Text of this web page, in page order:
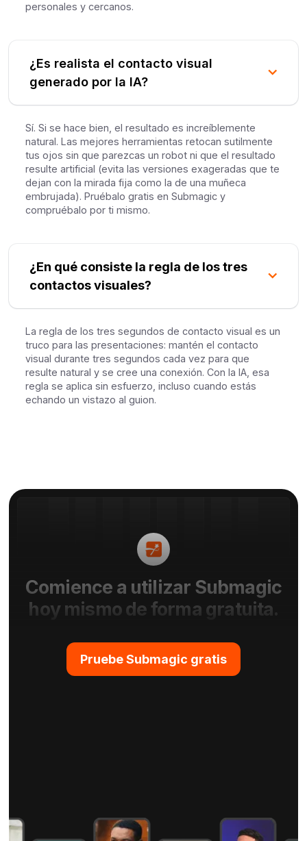
personales y cercanos.
¿Es realista el contacto visual
generado por la IA?
Sí. Si se hace bien, el resultado es increíblemente
natural. Las mejores herramientas retocan sutilmente
tus ojos sin que parezcas un robot ni que el resultado
resulte artificial (evita las versiones exageradas que te
dejan con la mirada fija como la de una muñeca
embrujada). Pruébalo gratis en Submagic y
compruébalo por ti mismo.
¿En qué consiste la regla de los tres
contactos visuales?
La regla de los tres segundos de contacto visual es un
truco para las presentaciones: mantén el contacto
visual durante tres segundos cada vez para que
resulte natural y se cree una conexión. Con la IA, esa
regla se aplica sin esfuerzo, incluso cuando estás
echando un vistazo al guion.
Comience a utilizar Submagic
hoy mismo de forma gratuita.
Pruebe Submagic gratis